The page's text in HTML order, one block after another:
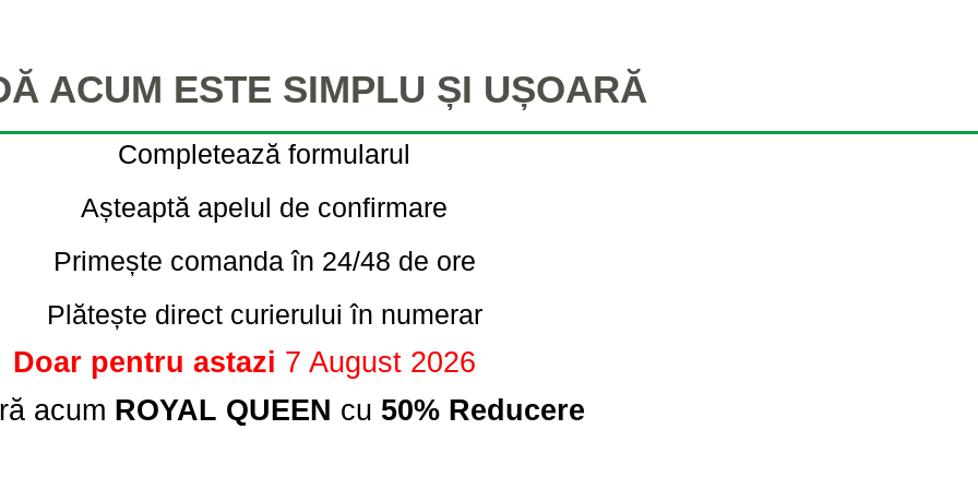
ACUM ESTE SIMPLU ȘI UȘOARĂ
Completează formularul
Așteaptă apelul de confirmare
Primește comanda în 24/48 de ore
Plătește direct curierului în numerar
Doar pentru astazi 7 August 2026
acum ROYAL QUEEN cu 50% Reducere